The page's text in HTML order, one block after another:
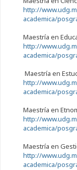
http://
academica/
Maestría en
http://
academica/
Maestría en
http://
academica/
Maestría en
http://
academica/
Maestría en
http://
academica/